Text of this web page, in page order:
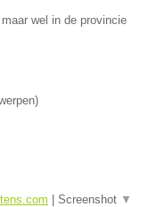
wel in de provincie
)
| Screenshot ▼